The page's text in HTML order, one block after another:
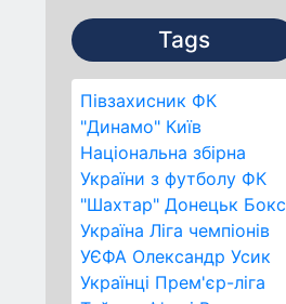
Tags
Півзахисник ФК
"Динамо" Київ
Національна збірна
України з футболу ФК
"Шахтар" Донецьк Бокс
Україна Ліга чемпіонів
УЄФА Олександр Усик
Українці Прем'єр-ліга